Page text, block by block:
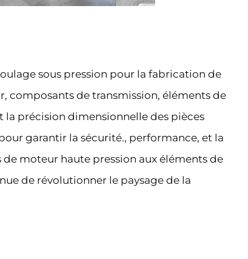
sous pression pour la fabrication de
composants de transmission, éléments de
la précision dimensionnelle des pièces
garantir la sécurité., performance, et la
moteur haute pression aux éléments de
de révolutionner le paysage de la